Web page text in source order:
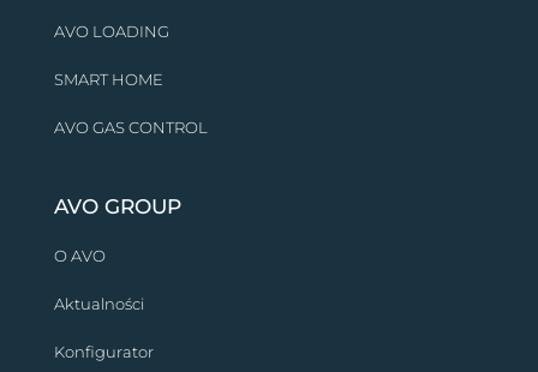
AVO LOADING
SMART HOME
AVO GAS CONTROL
AVO GROUP
O AVO
Aktualności
Konfigurator